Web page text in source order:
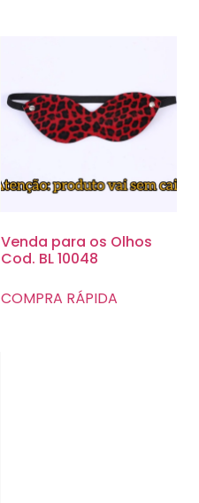
Venda para os Olhos
Cod. BL 10048
COMPRA RÁPIDA